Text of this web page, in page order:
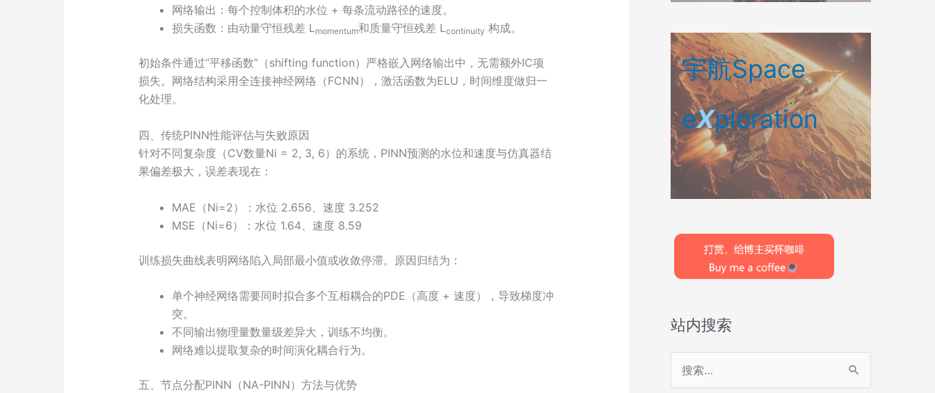
网络输出：每个控制体积的水位 + 每条流动路径的速度。
损失函数：由动量守恒残差 Lmomentum和质量守恒残差 Lcontinuity ​ 构成。
初始条件通过“平移函数”（shifting function）严格嵌入网络输出中，无需额外IC项
损失。网络结构采用全连接神经网络（FCNN），激活函数为ELU，时间维度做归一
化处理。
四、传统PINN性能评估与失败原因
针对不同复杂度（CV数量Ni = 2, 3, 6）的系统，PINN预测的水位和速度与仿真器结
果偏差极大，误差表现在：
MAE（Ni=2）：水位 2.656、速度 3.252
MSE（Ni=6）：水位 1.64、速度 8.59
训练损失曲线表明网络陷入局部最小值或收敛停滞。原因归结为：
单个神经网络需要同时拟合多个互相耦合的PDE（高度 + 速度），导致梯度冲
突。
不同输出物理量数量级差异大，训练不均衡。
网络难以提取复杂的时间演化耦合行为。
五、节点分配PINN（NA-PINN）方法与优势
宇航Space
eXploration
站内搜索
索